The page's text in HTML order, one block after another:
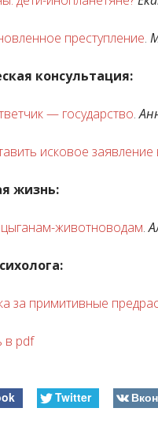
преступление.
консультация:
— государство.
исковое заявление
жизнь:
животноводам.
за примитивные
в pdf
Twitter